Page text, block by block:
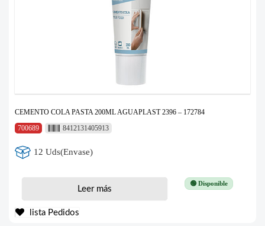
CEMENTO COLA PASTA 200ML AGUAPLAST 2396 – 172784
700689
8412131405913
12 Uds(Envase)
🟢 Disponible
Leer más
lista Pedidos